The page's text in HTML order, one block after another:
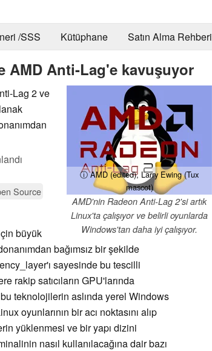
/SSS Kütüphane Satın Alma Rehberi
AMD Anti-Lag'e kavuşuyor
ⓘ AMD (edited), Larry Ewing (Tux
mascot)
AMD'nin Radeon Anti-Lag 2'si artık
Linux'ta çalışıyor ve belirli oyunlarda
Windows'tan daha iyi çalışıyor.
Lag 2 ve
Source
büyük
bağımsız bir şekilde
sayesinde bu tescilli
rakip satıcıların GPU'larında
teknolojilerin aslında yerel Windows
oyunlarının bir acı noktasını alıp
yüklenmesi ve bir yapı dizini
nasıl kullanılacağına dair bazı